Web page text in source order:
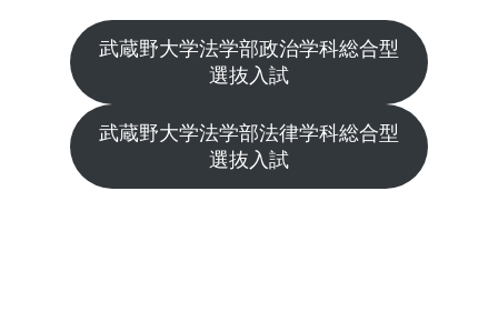
武蔵野大学法学部政治学科総合型
選抜入試
武蔵野大学法学部法律学科総合型
選抜入試